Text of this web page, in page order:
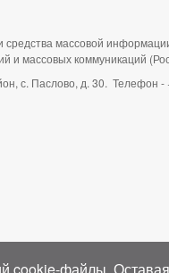
средства массовой
и массовых коммуникаций
с. Паслово, д. 30. Телефон